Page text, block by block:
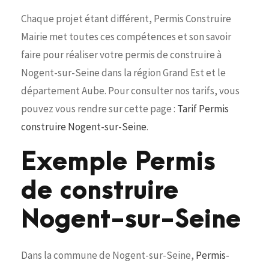
Chaque projet étant différent, Permis Construire
Mairie met toutes ces compétences et son savoir
faire pour réaliser votre permis de construire à
Nogent-sur-Seine dans la région Grand Est et le
département Aube. Pour consulter nos tarifs, vous
pouvez vous rendre sur cette page : Tarif Permis
construire Nogent-sur-Seine.
Exemple Permis
de construire
Nogent-sur-Seine
Dans la commune de Nogent-sur-Seine, Permis-